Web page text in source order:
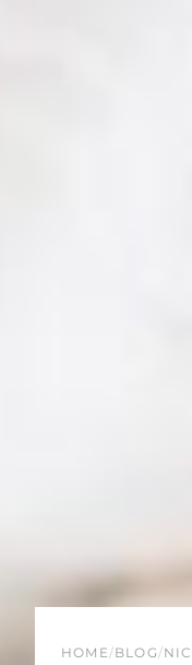
HOME /BLOG /